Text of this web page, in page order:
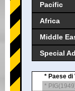
Pacific
Africa
Middle
Special
* Paese di
*